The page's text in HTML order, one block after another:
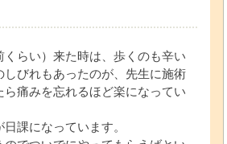
らい）来た時は、歩くのも辛い
しびれもあったのが、先生に施術
ら痛みを忘れるほど楽になってい
課になっています。